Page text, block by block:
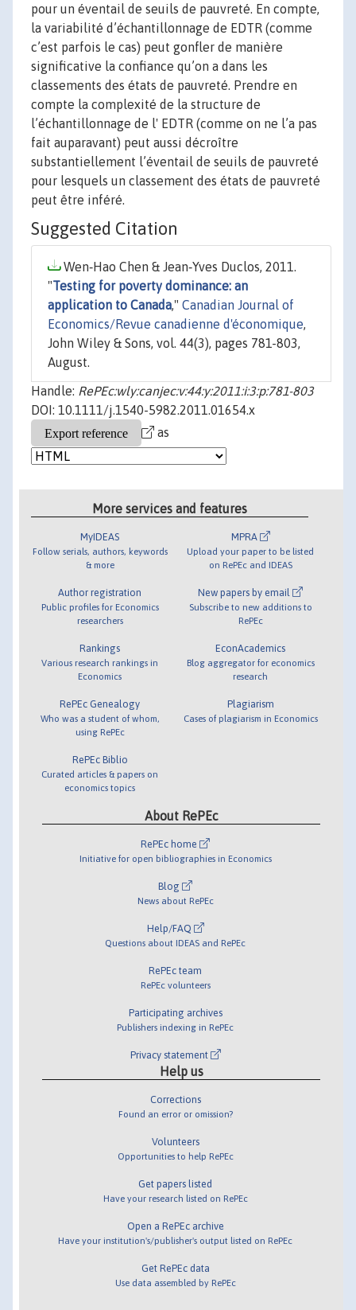
pour un éventail de seuils de pauvreté. En compte,
la variabilité d’échantillonnage de EDTR (comme
c’est parfois le cas) peut gonfler de manière
significative la confiance qu’on a dans les
classements des états de pauvreté. Prendre en
compte la complexité de la structure de
l’échantillonnage de l' EDTR (comme on ne l’a pas
fait auparavant) peut aussi décroître
substantiellement l’éventail de seuils de pauvreté
pour lesquels un classement des états de pauvreté
peut être inféré.
Suggested Citation
Wen‐Hao Chen & Jean‐Yves Duclos, 2011.
"Testing for poverty dominance: an
application to Canada," Canadian Journal of
Economics/Revue canadienne d'économique,
John Wiley & Sons, vol. 44(3), pages 781-803,
August.
Handle: RePEc:wly:canjec:v:44:y:2011:i:3:p:781-803
DOI: 10.1111/j.1540-5982.2011.01654.x
as
More services and features
MyIDEAS
Follow serials, authors, keywords
& more
Author registration
Public profiles for Economics
researchers
Rankings
Various research rankings in
Economics
RePEc Genealogy
Who was a student of whom,
using RePEc
RePEc Biblio
Curated articles & papers on
economics topics
MPRA
Upload your paper to be listed
on RePEc and IDEAS
New papers by email
Subscribe to new additions to
RePEc
EconAcademics
Blog aggregator for economics
research
Plagiarism
Cases of plagiarism in Economics
About RePEc
RePEc home
Initiative for open bibliographies in Economics
Blog
News about RePEc
Help/FAQ
Questions about IDEAS and RePEc
RePEc team
RePEc volunteers
Participating archives
Publishers indexing in RePEc
Privacy statement
Help us
Corrections
Found an error or omission?
Volunteers
Opportunities to help RePEc
Get papers listed
Have your research listed on RePEc
Open a RePEc archive
Have your institution's/publisher's output listed on RePEc
Get RePEc data
Use data assembled by RePEc